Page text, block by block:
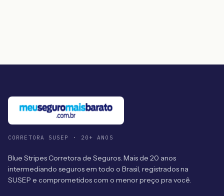
CORRETORA SUSEP · 20+ ANOS
Blue Stripes Corretora de Seguros. Mais de 20 anos
intermediando seguros em todo o Brasil, registrados na
SUSEP e comprometidos com o menor preço pra você.